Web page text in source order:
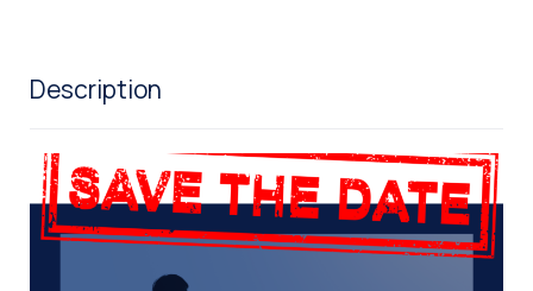
Description